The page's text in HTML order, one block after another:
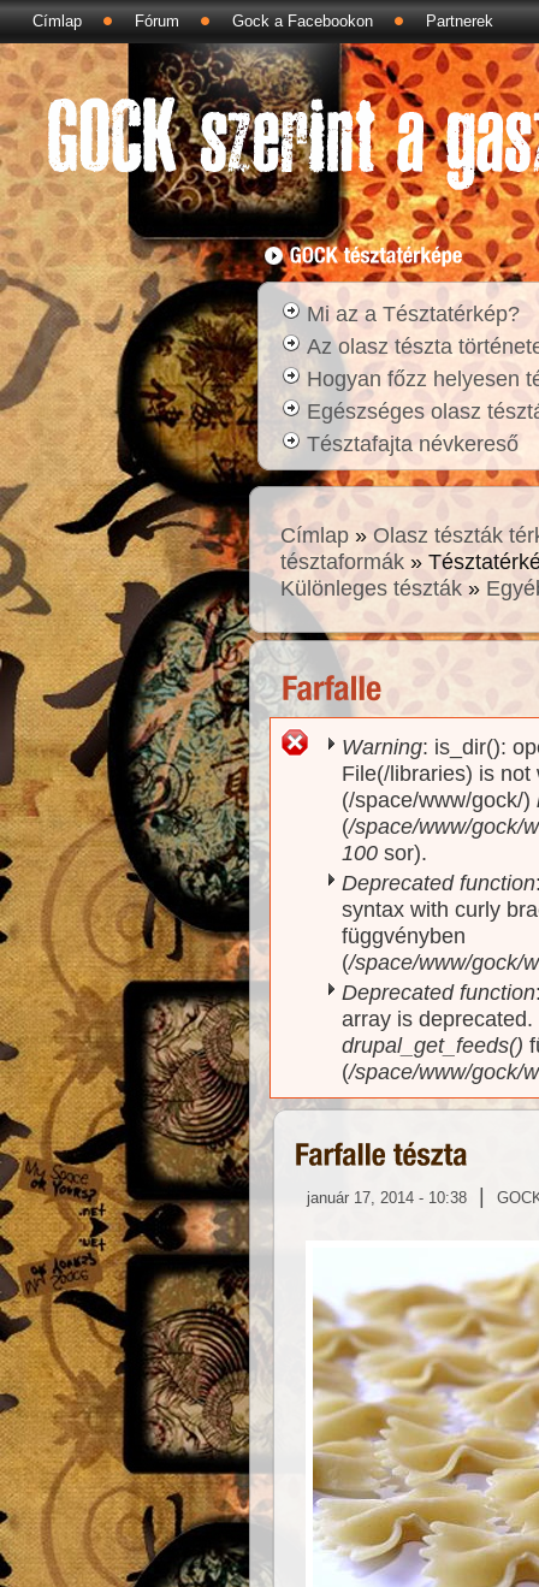
Címlap Fórum Gock a Facebookon Partnerek
Mi az a Tésztatérkép?
Az olasz tészta
Hogyan főzz helyesen
Egészséges olasz
Tésztafajta névkereső
Címlap »Olasz tészták
tésztaformák »
Különleges tészták »
Hibaüzenet
Warning: is_dir():
File(/libraries) is
(/space/www/gock/)
(/space/www/gock/
100 sor).
Deprecated function
syntax with curly
függvényben
(/space/www/gock/
Deprecated function
array is
drupal_get_feeds()
(/space/www/gock/
január 17, 2014 - 10:38 |